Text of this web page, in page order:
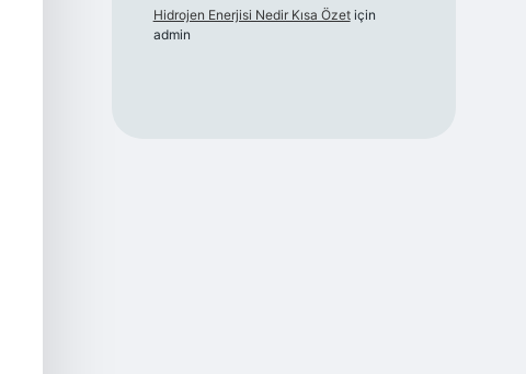
Hidrojen Enerjisi Nedir Kısa Özetiçin
admin